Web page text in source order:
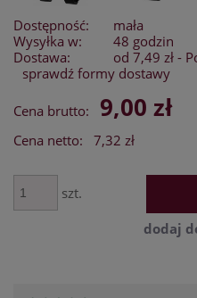
Dostępność:
mała
Wysyłka w:
48 godzin
Dostawa:
od 7,49 zł -
Cena nie zawiera ewentualnych
sprawdź formy dostawy
Cena brutto: 9,00 zł
Cena netto: 7,32 zł
szt.
dodaj